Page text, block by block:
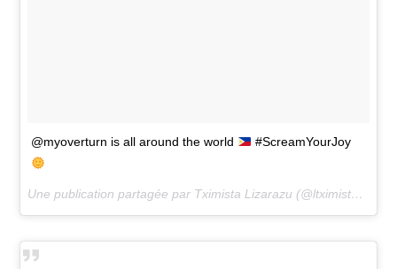
@myoverturn is all around the world #ScreamYourJoy
Une publication partagée par Tximista Lizarazu (@ltximista) le